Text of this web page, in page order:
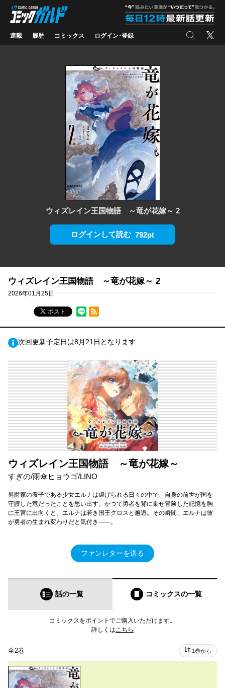
コミックガルド
連載 履歴 コミックス ログイン･登録 検索 X
ウィズレイン王国物語 ～竜が花嫁～ 2
ログインして読む 792pt
ウィズレイン王国物語 ～竜が花嫁～ 2
2026年01月25日
ポスト
RSSフィード
次回更新予定日は8月21日となります
ウィズレイン王国物語 ～竜が花嫁～
すぎの/雨傘ヒョウゴ/LINO
男爵家の養子である少女エルナは虐げられる日々の中で、自身の前世が国を
守護した竜だったことを思い出す。かつて勇者を背に乗せ冒険した記憶を胸
に王宮に出向くと、エルナは若き国王クロスと邂逅。その瞬間、エルナは彼
が勇者の生まれ変わりだと気付き――。
ファンレターを送る
話の一覧 コミックスの一覧
コミックスをポイントでご購入いただけます。
詳しくはこちら
全2巻 1巻から